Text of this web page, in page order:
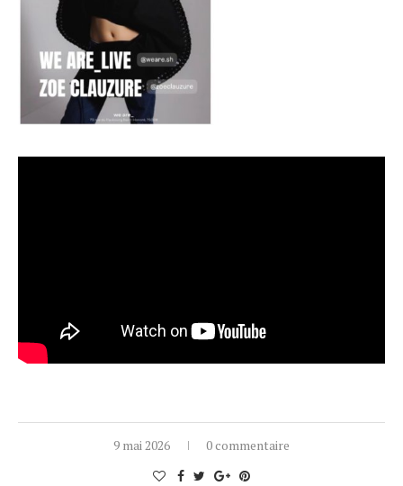
9 mai 2026 0 commentaire